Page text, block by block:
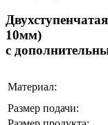
10мм)
с
Материал:
Размер подачи: